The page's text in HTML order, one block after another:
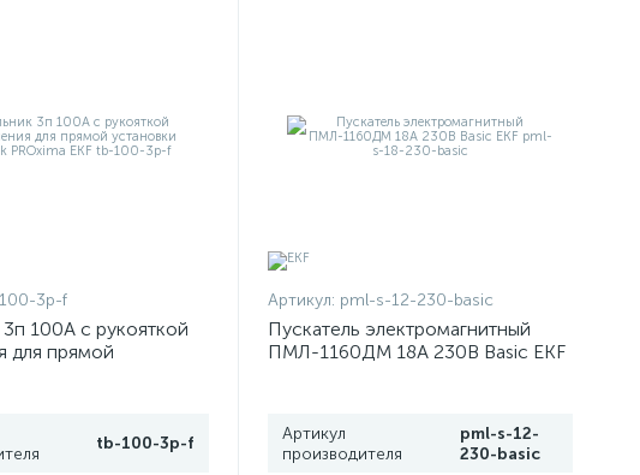
3p-f
100А с рукояткой
для прямой
tb-100-3p-f
Артикул: pml-s-12-230-basic
Пускатель электромагнитный
ПМЛ-1160ДМ 18А 230В Basic EKF
Артикул
производителя
pml-s-12-
230-basic